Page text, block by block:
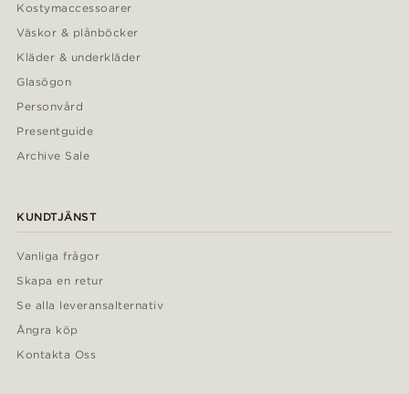
Kostymaccessoarer
Väskor & plånböcker
Kläder & underkläder
Glasögon
Personvård
Presentguide
Archive Sale
KUNDTJÄNST
Vanliga frågor
Skapa en retur
Se alla leveransalternativ
Ångra köp
Kontakta Oss